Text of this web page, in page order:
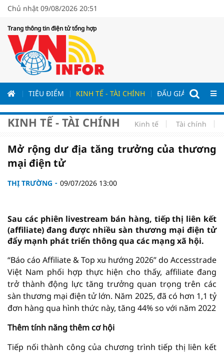
Chủ nhật 09/08/2026 20:51
Trang thông tin điện tử tổng hợp
TIÊU ĐIỂM KINH TẾ - TÀI CHÍNH ĐẤU GIÁ - ĐẤU
KINH TẾ - TÀI CHÍNH Kinh tế Tài chính
Mở rộng dư địa tăng trưởng của thương
mại điện tử
THỊ TRƯỜNG 09/07/2026 13:00
Sau các phiên livestream bán hàng, tiếp thị liên kết
(affiliate) đang được nhiều sàn thương mại điện tử
đẩy mạnh phát triển thông qua các mạng xã hội.
“Báo cáo Affiliate & Top xu hướng 2026” do Accesstrade
Việt Nam phối hợp thực hiện cho thấy, affiliate đang
trở thành động lực tăng trưởng quan trọng trên các
sàn thương mại điện tử lớn. Năm 2025, đã có hơn 1,1 tỷ
đơn hàng qua hình thức này, tăng 44% so với năm 2022
Thêm tính năng thêm cơ hội
Tiếp nối thành công của chương trình tiếp thị liên kết